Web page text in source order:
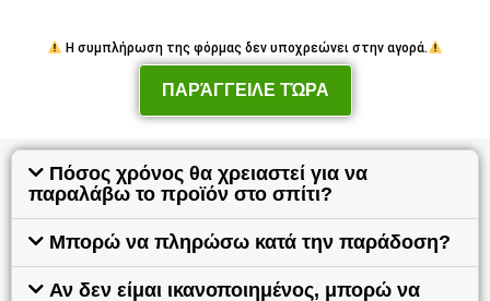
Η συμπλήρωση της φόρμας δεν υποχρεώνει στην αγορά.
ΠΑΡΆΓΓΕΙΛΕ ΤΏΡΑ
Πόσος χρόνος θα χρειαστεί για να
παραλάβω το προϊόν στο σπίτι?
Μπορώ να πληρώσω κατά την παράδοση?
Αν δεν είμαι ικανοποιημένος, μπορώ να